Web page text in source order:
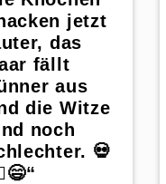
jetzt
das
fällt
aus
die Witze
noch
💀